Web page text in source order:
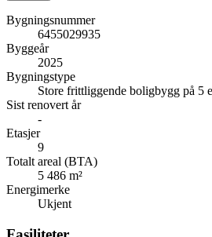
Bygningsnummer
6455029935
Byggeår
2025
Bygningstype
Store frittliggende boligbygg på 5
Sist renovert år
-
Etasjer
9
Totalt areal (BTA)
5 486 m²
Energimerke
Ukjent